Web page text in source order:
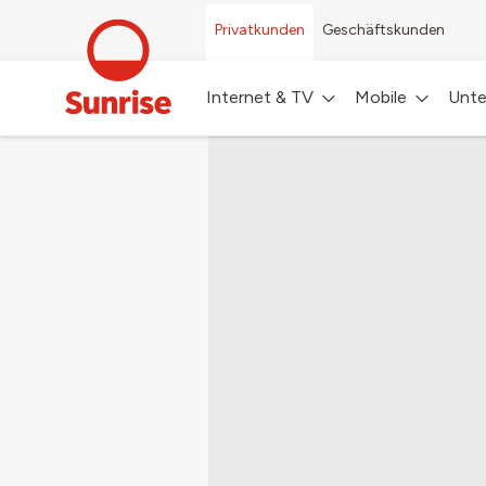
Privatkunden Geschäftskunden
Internet & TV Mobile